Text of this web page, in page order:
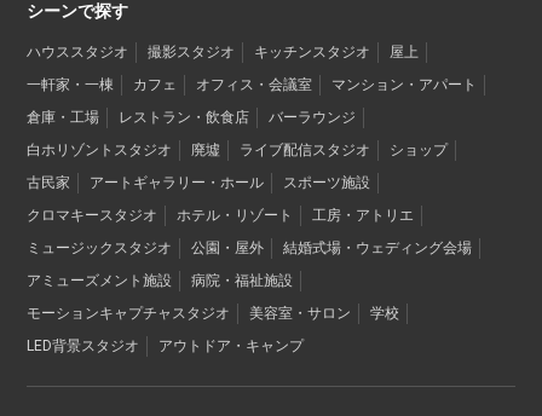
シーンで探す
ハウススタジオ 撮影スタジオ キッチンスタジオ
屋上
一軒家・一棟
カフェ オフィス・会議室
マンション・アパート
倉庫・工場
レストラン・飲食店
バーラウンジ
白ホリゾントスタジオ
廃墟 ライブ配信スタジオ
ショップ
古民家
アートギャラリー・ホール
スポーツ施設
クロマキースタジオ
ホテル・リゾート
工房・アトリエ
ミュージックスタジオ
公園・屋外
結婚式場・ウェディング会場
アミューズメント施設
病院・福祉施設
モーションキャプチャスタジオ
美容室・サロン
学校
LED背景スタジオ
アウトドア・キャンプ